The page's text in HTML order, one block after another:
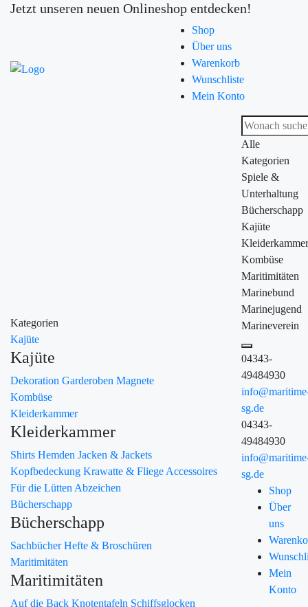
Jetzt unseren neuen Onlineshop entdecken!
Shop
Über uns
Warenkorb
Wunschliste
Mein Konto
Kategorien
Kajüte
Kajüte
Dekoration Garderoben Magnete
Kombüse
Kleiderkammer
Kleiderkammer
Shirts Hemden Jacken & Jackets
Kopfbedeckung Krawatte & Fliege Accessoires
Für die Lütten Abzeichen
Bücherschapp
Bücherschapp
SachbücherHefte & Broschüren
Maritimitäten
Maritimitäten
Auf die Back Knotentafeln Schiffsglocken
Alle
Kategorien
Spiele &
Unterhaltung
Bücherschapp
Kajüte
Kleiderkammer
Kombüse
Maritimitäten
Marinebund
Marinejugend
Marineverein
04343-
49484930
sg.de
04343-
49484930
sg.de
Shop
Über
uns
Mein
Konto